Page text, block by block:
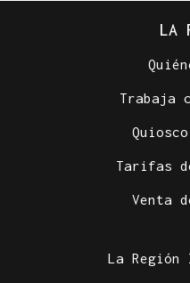
LA
Trabaja
Tarifas
Venta
La